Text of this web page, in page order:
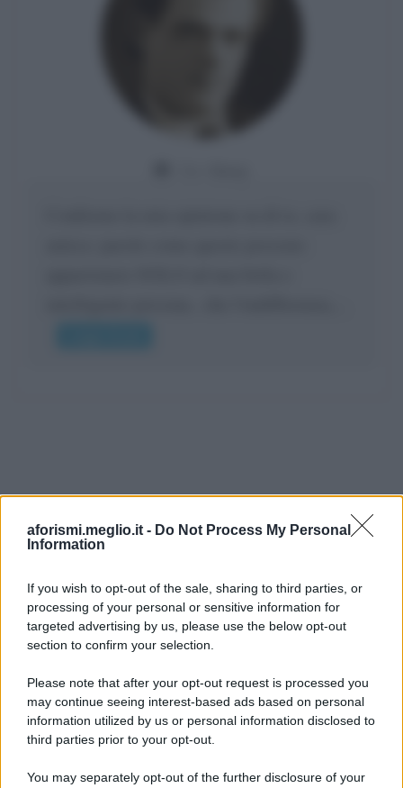
aforismi.meglio.it - Do Not Process My Personal
Information
If you wish to opt-out of the sale, sharing to third parties, or
processing of your personal or sensitive information for
targeted advertising by us, please use the below opt-out
section to confirm your selection.
Please note that after your opt-out request is processed you
may continue seeing interest-based ads based on personal
information utilized by us or personal information disclosed to
third parties prior to your opt-out.
You may separately opt-out of the further disclosure of your
Ricevi LE FRASI PIÙ BELLE via e-mail
E-mail